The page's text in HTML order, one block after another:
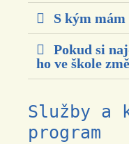
S kým
Pokud si
ho ve škole
Služby a
program